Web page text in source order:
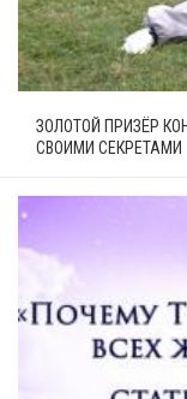
ЗОЛОТОЙ ПРИЗЁР
СВОИМИ СЕКРЕТАМИ